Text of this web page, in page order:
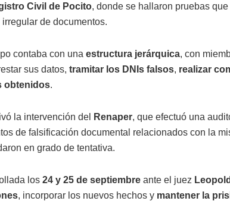
Civil de Pocito, donde se hallaron pruebas
de documentos.
contaba con una estructura jerárquica, con
sus datos, tramitar los DNIs falsos, realizar
obtenidos.
la intervención del Renaper, que efectuó una
de falsificación documental relacionados con la
en grado de tentativa.
los 24 y 25 de septiembre ante el juez
, incorporar los nuevos hechos y mantener la